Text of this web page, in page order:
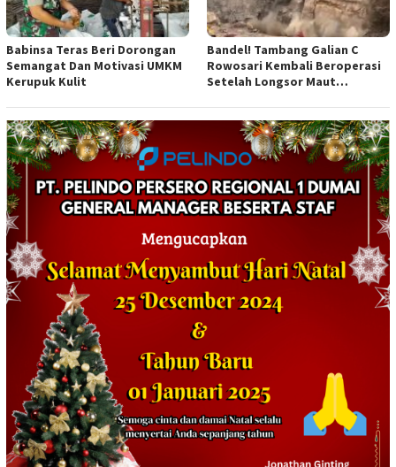
Babinsa Teras Beri Dorongan
Semangat Dan Motivasi UMKM
Kerupuk Kulit
Bandel! Tambang Galian C
Rowosari Kembali Beroperasi
Setelah Longsor Maut